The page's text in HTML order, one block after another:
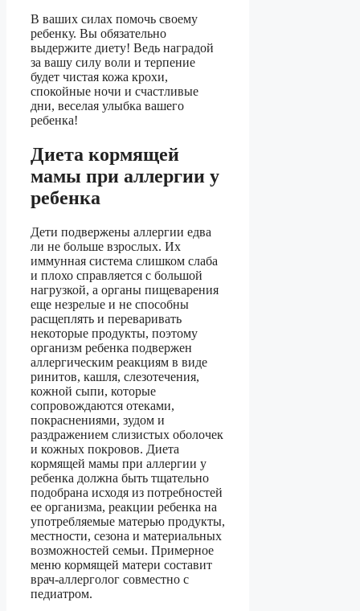
В ваших силах помочь своему
ребенку. Вы обязательно
выдержите диету! Ведь наградой
за вашу силу воли и терпение
будет чистая кожа крохи,
спокойные ночи и счастливые
дни, веселая улыбка вашего
ребенка!
Диета кормящей
мамы при аллергии у
ребенка
Дети подвержены аллергии едва
ли не больше взрослых. Их
иммунная система слишком слаба
и плохо справляется с большой
нагрузкой, а органы пищеварения
еще незрелые и не способны
расщеплять и переваривать
некоторые продукты, поэтому
организм ребенка подвержен
аллергическим реакциям в виде
ринитов, кашля, слезотечения,
кожной сыпи, которые
сопровождаются отеками,
покраснениями, зудом и
раздражением слизистых оболочек
и кожных покровов. Диета
кормящей мамы при аллергии у
ребенка должна быть тщательно
подобрана исходя из потребностей
ее организма, реакции ребенка на
употребляемые матерью продукты,
местности, сезона и материальных
возможностей семьи. Примерное
меню кормящей матери составит
врач-аллерголог совместно с
педиатром.